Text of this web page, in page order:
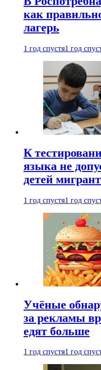
как
лагерь
1 год спустя1 год
К
языка не
детей
1 год спустя1 год
Учёные
за рекламы
едят больше
1 год спустя1 год